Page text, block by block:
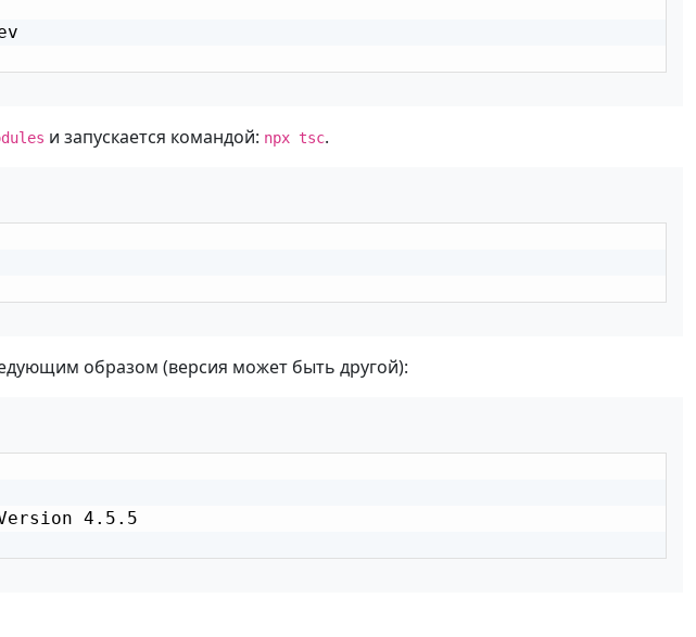
и запускается командой: npx tsc.
образом (версия может быть другой):
4.5.5